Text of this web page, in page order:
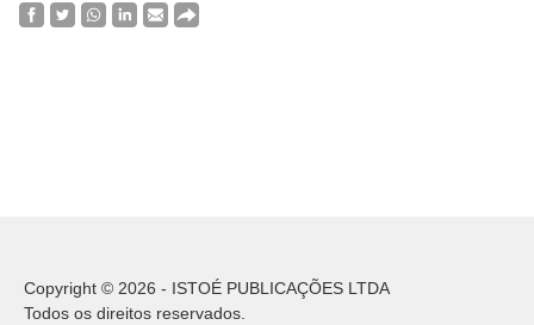
Copyright © 2026 - ISTOÉ PUBLICAÇÕES LTDA
Todos os direitos reservados.